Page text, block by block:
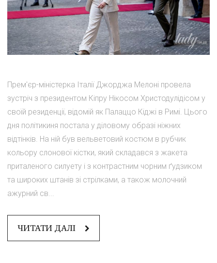
Прем'єр-міністерка Італії Джорджа Мелоні провела
зустріч з президентом Кіпру Нікосом Христодулідісом у
своїй резиденції, відомій як Палаццо Кіджі в Римі. Цього
дня політикиня постала у діловому образі ніжних
відтінків. На ній був вельветовий костюм в рубчик
кольору слонової кістки, який складався з жакета
приталеного силуету і з контрастним чорним ґудзиком
та широких штанів зі стрілками, а також молочний
ажурний св...
ЧИТАТИ ДАЛІ